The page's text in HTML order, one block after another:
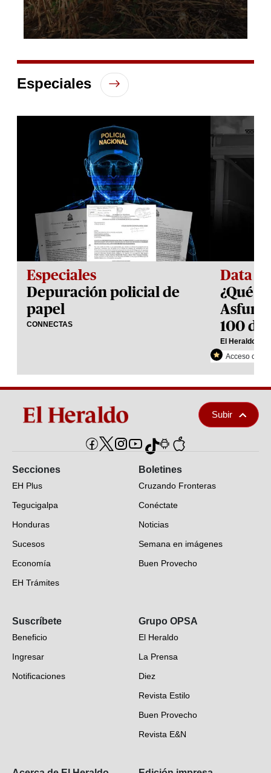
of
minutes,
51
Especiales
Especiales
Depuración policial de
papel
CONNECTAS
Data
¿Qué
Asfura
100
El Heraldo
Acceso con
Subir
Secciones
EH Plus
Tegucigalpa
Honduras
Sucesos
Economía
EH Trámites
EH Verifica
Fotogalerías
Deportes
Videos
Boletines
Cruzando Fronteras
Conéctate
Noticias
Semana en imágenes
Buen Provecho
Suscríbete
Beneficio
Ingresar
Notificaciones
Grupo OPSA
El Heraldo
La Prensa
Diez
Revista Estilo
Buen Provecho
Revista E&N